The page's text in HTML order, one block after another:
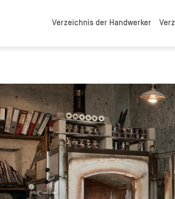
Verzeichnis der Handwerker